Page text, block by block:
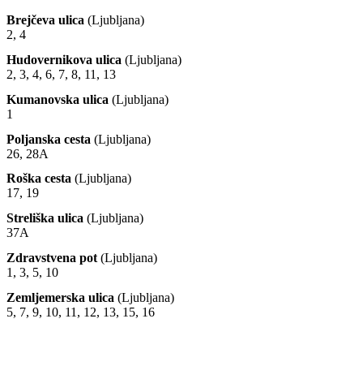
Brejčeva ulica (Ljubljana)
2, 4
Hudovernikova ulica (Ljubljana)
2, 3, 4, 6, 7, 8, 11, 13
Kumanovska ulica (Ljubljana)
1
Poljanska cesta (Ljubljana)
26, 28A
Roška cesta (Ljubljana)
17, 19
Streliška ulica (Ljubljana)
37A
Zdravstvena pot (Ljubljana)
1, 3, 5, 10
Zemljemerska ulica (Ljubljana)
5, 7, 9, 10, 11, 12, 13, 15, 16